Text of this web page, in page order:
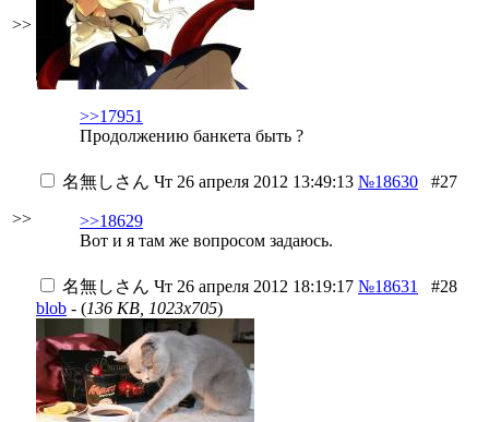
>>
>>17951
Продолжению банкета быть ?
>>
名無しさん Чт 26 апреля 2012 13:49:13 №18630 #27
>>18629
Вот и я там же вопросом задаюсь.
名無しさん Чт 26 апреля 2012 18:19:17 №18631
#28
blob - (136 KB, 1023x705)